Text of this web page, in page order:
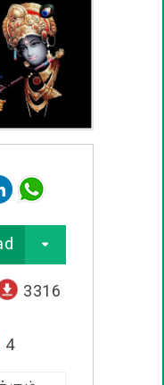
3316
4